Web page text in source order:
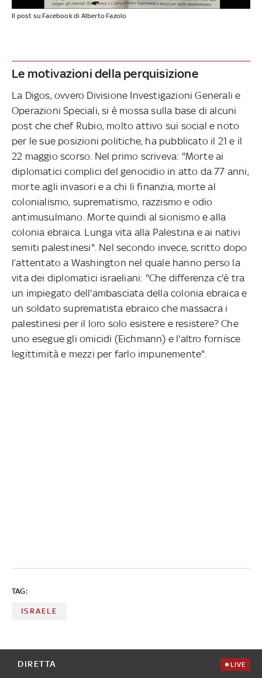
Il post su Facebook di Alberto Fazolo
Le motivazioni della perquisizione
La Digos, ovvero Divisione Investigazioni Generali e
Operazioni Speciali, si è mossa sulla base di alcuni
post che chef Rubio, molto attivo sui social e noto
per le sue posizioni politiche, ha pubblicato il 21 e il
22 maggio scorso. Nel primo scriveva: "Morte ai
diplomatici complici del genocidio in atto da 77 anni,
morte agli invasori e a chi li finanzia, morte al
colonialismo, suprematismo, razzismo e odio
antimusulmano. Morte quindi al sionismo e alla
colonia ebraica. Lunga vita alla Palestina e ai nativi
semiti palestinesi". Nel secondo invece, scritto dopo
l’attentato a Washington nel quale hanno perso la
vita dei diplomatici israeliani: "Che differenza c'è tra
un impiegato dell'ambasciata della colonia ebraica e
un soldato suprematista ebraico che massacra i
palestinesi per il loro solo esistere e resistere? Che
uno esegue gli omicidi (Eichmann) e l'altro fornisce
legittimità e mezzi per farlo impunemente".
TAG:
ISRAELE
DIRETTA LIVE